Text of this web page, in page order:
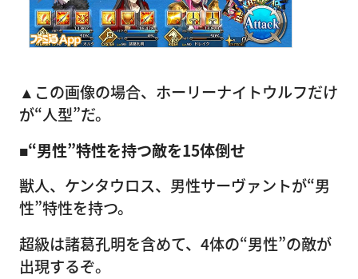
▲この画像の場合、ホーリーナイトウルフだけ
が“人型”だ。
■“男性”特性を持つ敵を15体倒せ
獣人、ケンタウロス、男性サーヴァントが“男
性”特性を持つ。
超級は諸葛孔明を含めて、4体の“男性”の敵が
出現するぞ。